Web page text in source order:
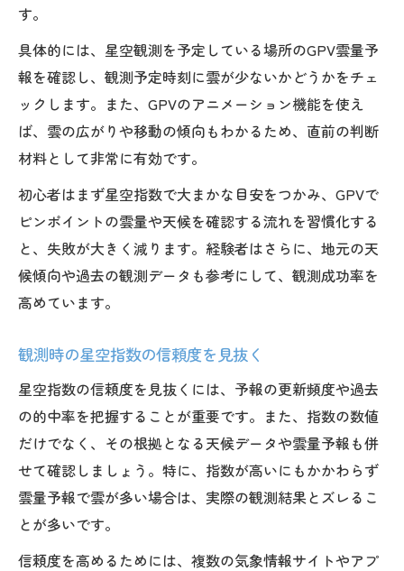
す。
具体的には、星空観測を予定している場所のGPV雲量予
報を確認し、観測予定時刻に雲が少ないかどうかをチェ
ックします。また、GPVのアニメーション機能を使え
ば、雲の広がりや移動の傾向もわかるため、直前の判断
材料として非常に有効です。
初心者はまず星空指数で大まかな目安をつかみ、GPVで
ピンポイントの雲量や天候を確認する流れを習慣化する
と、失敗が大きく減ります。経験者はさらに、地元の天
候傾向や過去の観測データも参考にして、観測成功率を
高めています。
観測時の星空指数の信頼度を見抜く
星空指数の信頼度を見抜くには、予報の更新頻度や過去
の的中率を把握することが重要です。また、指数の数値
だけでなく、その根拠となる天候データや雲量予報も併
せて確認しましょう。特に、指数が高いにもかかわらず
雲量予報で雲が多い場合は、実際の観測結果とズレるこ
とが多いです。
信頼度を高めるためには、複数の気象情報サイトやアプ